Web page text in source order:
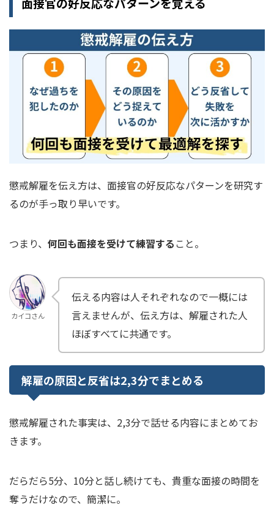
懲戒解雇を伝え方は、面接官の好反応なパターンを研究す
るのが手っ取り早いです。
つまり、 何回も面接を受けて練習する こと。
カイコさん
伝える内容は人それぞれなので一概には
言えませんが、伝え方は、解雇された人
ほぼすべてに共通です。
解雇の原因と反省は2,3分でまとめる
懲戒解雇された事実は、2,3分で話せる内容にまとめてお
きます。
だらだら5分、10分と話し続けても、貴重な面接の時間を
奪うだけなので、簡潔に。